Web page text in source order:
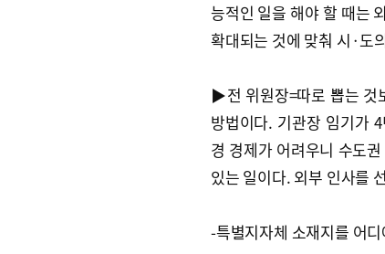
능적인 일을 해야 할 때는
확대되는 것에 맞춰 시·도
▶전 위원장=따로 뽑는 것
방법이다. 기관장 임기가
경 경제가 어려우니 수도
있는 일이다. 외부 인사를
-특별지자체 소재지를 어